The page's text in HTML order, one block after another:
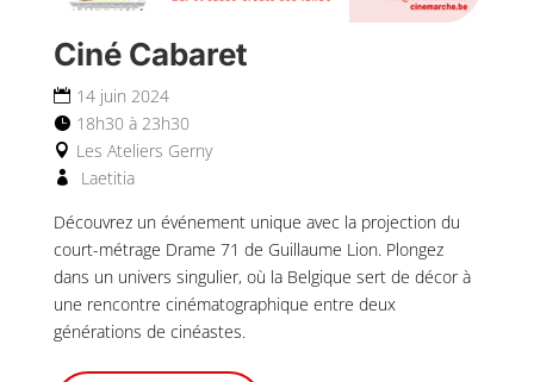
Ciné Cabaret
14 juin 2024
18h30 à 23h30
Les Ateliers Gerny
Laetitia
Découvrez un événement unique avec la projection du
court-métrage Drame 71 de Guillaume Lion. Plongez
dans un univers singulier, où la Belgique sert de décor à
une rencontre cinématographique entre deux
générations de cinéastes.